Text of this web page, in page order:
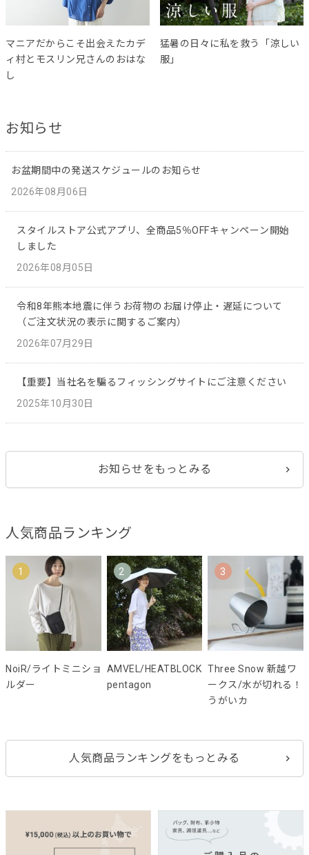
マニアだからこそ出会えたカデ
ィ村とモスリン兄さんのおはな
し
猛暑の日々に私を救う「涼しい
服」
お知らせ
お盆期間中の発送スケジュールのお知らせ
2026年08月06日
スタイルストア公式アプリ、全商品5％OFFキャンペーン開始
しました
2026年08月05日
令和8年熊本地震に伴うお荷物のお届け停止・遅延について
（ご注文状況の表示に関するご案内）
2026年07月29日
【重要】当社名を騙るフィッシングサイトにご注意ください
2025年10月30日
お知らせをもっとみる
人気商品ランキング
1
NoiR/ライトミニショ
ルダー
2
AMVEL/HEATBLOCK
pentagon
3
Three Snow 新越ワ
ークス/水が切れる！
うがいカ
人気商品ランキングをもっとみる